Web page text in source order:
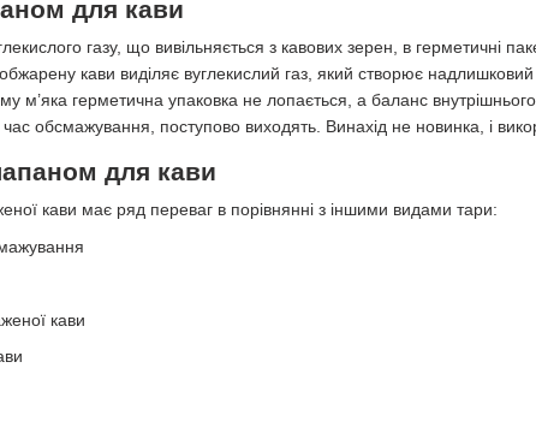
для кави
газу, що вивільняється з кавових зерен, в герметичні
кави виділяє вуглекислий газ, який створює надлишковий
м’яка герметична упаковка не лопається, а баланс
обсмажування, поступово виходять. Винахід не новинка, і
для кави
кави має ряд переваг в порівнянні з іншими видами тари:
кави